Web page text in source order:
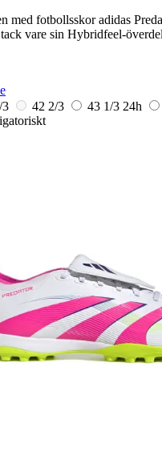
med fotbollsskor adidas
vare sin Hybridfeel-
3 42 2/3 43 1/3 24h